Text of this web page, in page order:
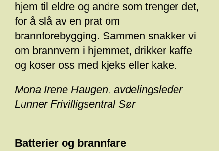
hjem til eldre og andre som trenger det,
for å slå av en prat om
brannforebygging. Sammen snakker vi
om brannvern i hjemmet, drikker kaffe
og koser oss med kjeks eller kake.
Mona Irene Haugen, avdelingsleder
Lunner Frivilligsentral Sør
Batterier og brannfare